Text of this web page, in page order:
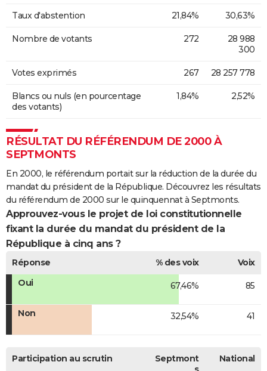
Taux d'abstention 21,84% 30,63%
Nombre de votants 272
28 988
300
Votes exprimés 267 28 257 778
Blancs ou nuls (en pourcentage
des votants)
1,84% 2,52%
RÉSULTAT DU RÉFÉRENDUM DE 2000 À
SEPTMONTS
En 2000, le référendum portait sur la réduction de la durée du
mandat du président de la République. Découvrez les résultats
du référendum de 2000 sur le quinquennat à Septmonts.
Approuvez-vous le projet de loi constitutionnelle
fixant la durée du mandat du président de la
République à cinq ans ?
Réponse % des voix
Voix
Oui
67,46% 85
Non 32,54% 41
Participation au scrutin
Septmont
National